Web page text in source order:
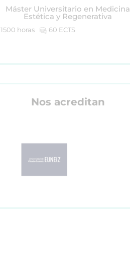
Máster Universitario en Medicina
Estética y Regenerativa
1500 horas
60 ECTS
Nos acreditan